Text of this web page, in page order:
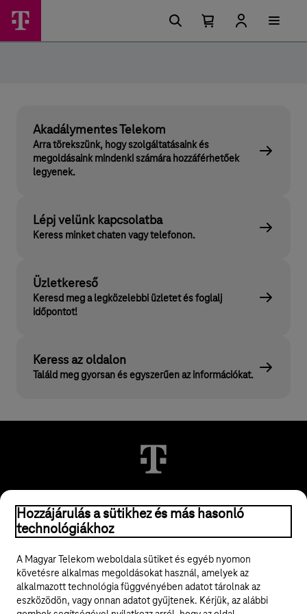
Telekom
Most
Főmenü
lehetőségek
Kosárban
Kosár
Akadálymentes Telekom
Arra törekszünk, hogy szolgáltatásaink és
megoldásaink mindenki számára hozzáférhetőek
legyenek.
Lépj velünk kapcsolatba
Keress minket chaten vagy telefonon.
Üzletkereső
Keresd meg a legközelebbi üzletet és foglalj
időpontot!
Keress az oldalon
Találd meg gyorsan és egyszerűen az információkat.
© 2026 Magyar Telekom Nyrt.
ÁSZF
Adatvédelem
Hozzájárulás a sütikhez és más hasonló
technológiákhoz
A Magyar Telekom weboldala sütiket és egyéb nyomon
követésre alkalmas megoldásokat használ, amelyek az
alkalmazott technológia függvényében adatot tárolnak az
eszközödön, vagy onnan adatot gyűjtenek. Kérjük, az alábbi